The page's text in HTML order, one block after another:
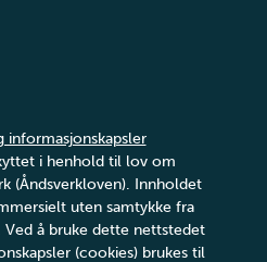
informasjonskapsler
i henhold til lov om
(Åndsverkloven). Innholdet
uten samtykke fra
å bruke dette nettstedet
(cookies) brukes til